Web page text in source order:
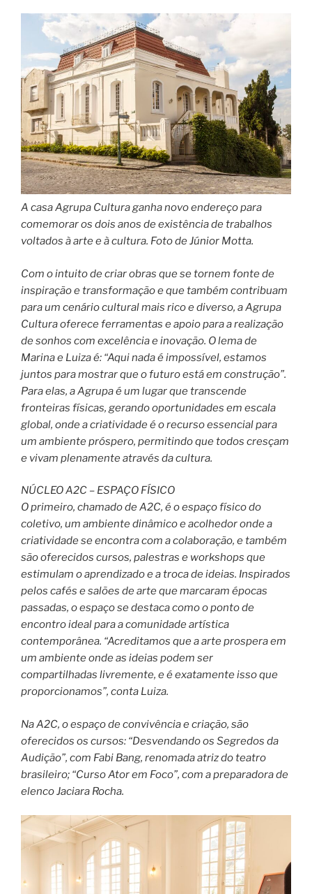
A casa Agrupa Cultura ganha novo endereço para
comemorar os dois anos de existência de trabalhos
voltados à arte e à cultura. Foto de Júnior Motta.
Com o intuito de criar obras que se tornem fonte de
inspiração e transformação e que também contribuam
para um cenário cultural mais rico e diverso, a Agrupa
Cultura oferece ferramentas e apoio para a realização
de sonhos com excelência e inovação. O lema de
Marina e Luiza é: “Aqui nada é impossível, estamos
juntos para mostrar que o futuro está em construção”.
Para elas, a Agrupa é um lugar que transcende
fronteiras físicas, gerando oportunidades em escala
global, onde a criatividade é o recurso essencial para
um ambiente próspero, permitindo que todos cresçam
e vivam plenamente através da cultura.
NÚCLEO A2C – ESPAÇO FÍSICO
O primeiro, chamado de A2C, é o espaço físico do
coletivo, um ambiente dinâmico e acolhedor onde a
criatividade se encontra com a colaboração, e também
são oferecidos cursos, palestras e workshops que
estimulam o aprendizado e a troca de ideias. Inspirados
pelos cafés e salões de arte que marcaram épocas
passadas, o espaço se destaca como o ponto de
encontro ideal para a comunidade artística
contemporânea. “Acreditamos que a arte prospera em
um ambiente onde as ideias podem ser
compartilhadas livremente, e é exatamente isso que
proporcionamos”, conta Luiza.
Na A2C, o espaço de convivência e criação, são
oferecidos os cursos: “Desvendando os Segredos da
Audição”, com Fabi Bang, renomada atriz do teatro
brasileiro; “Curso Ator em Foco”, com a preparadora de
elenco Jaciara Rocha.